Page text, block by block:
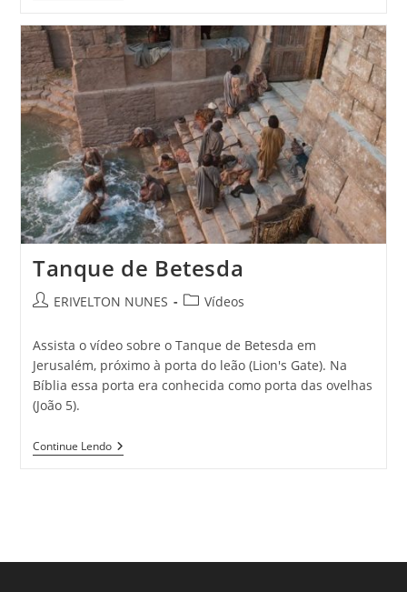
Tanque de Betesda
ERIVELTON NUNES Vídeos
Assista o vídeo sobre o Tanque de Betesda em
Jerusalém, próximo à porta do leão (Lion's Gate). Na
Bíblia essa porta era conhecida como porta das ovelhas
(João 5).
Continue Lendo